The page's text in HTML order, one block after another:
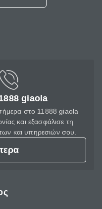
giaola
στο 11888 giaola
και εξασφάλισε τη
και υπηρεσιών σου.